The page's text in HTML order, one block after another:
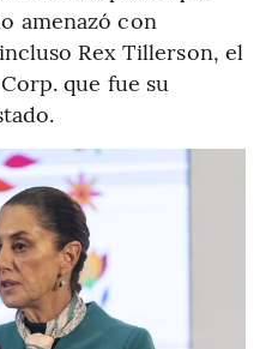
amenazó con
Rex Tillerson, el
que fue su